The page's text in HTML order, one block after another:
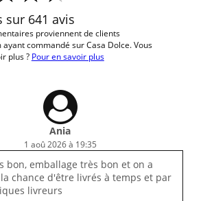
sur 641 avis
proviennent de clients
ayant commandé sur Casa Dolce. Vous
plus ? Pour en savoir plus
Ania
1 aoû 2026 à 19:35
bon, emballage très bon et on a
chance d'être livrés à temps et par
livreurs